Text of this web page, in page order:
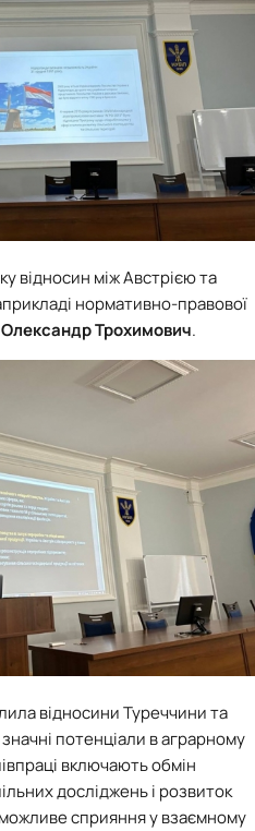
відносин між Австрією та
нормативно-правової
Олександр Трохимович.
відносини Туреччини та
потенціали в аграрному
включають обмін
досліджень і розвиток
сприяння у взаємному